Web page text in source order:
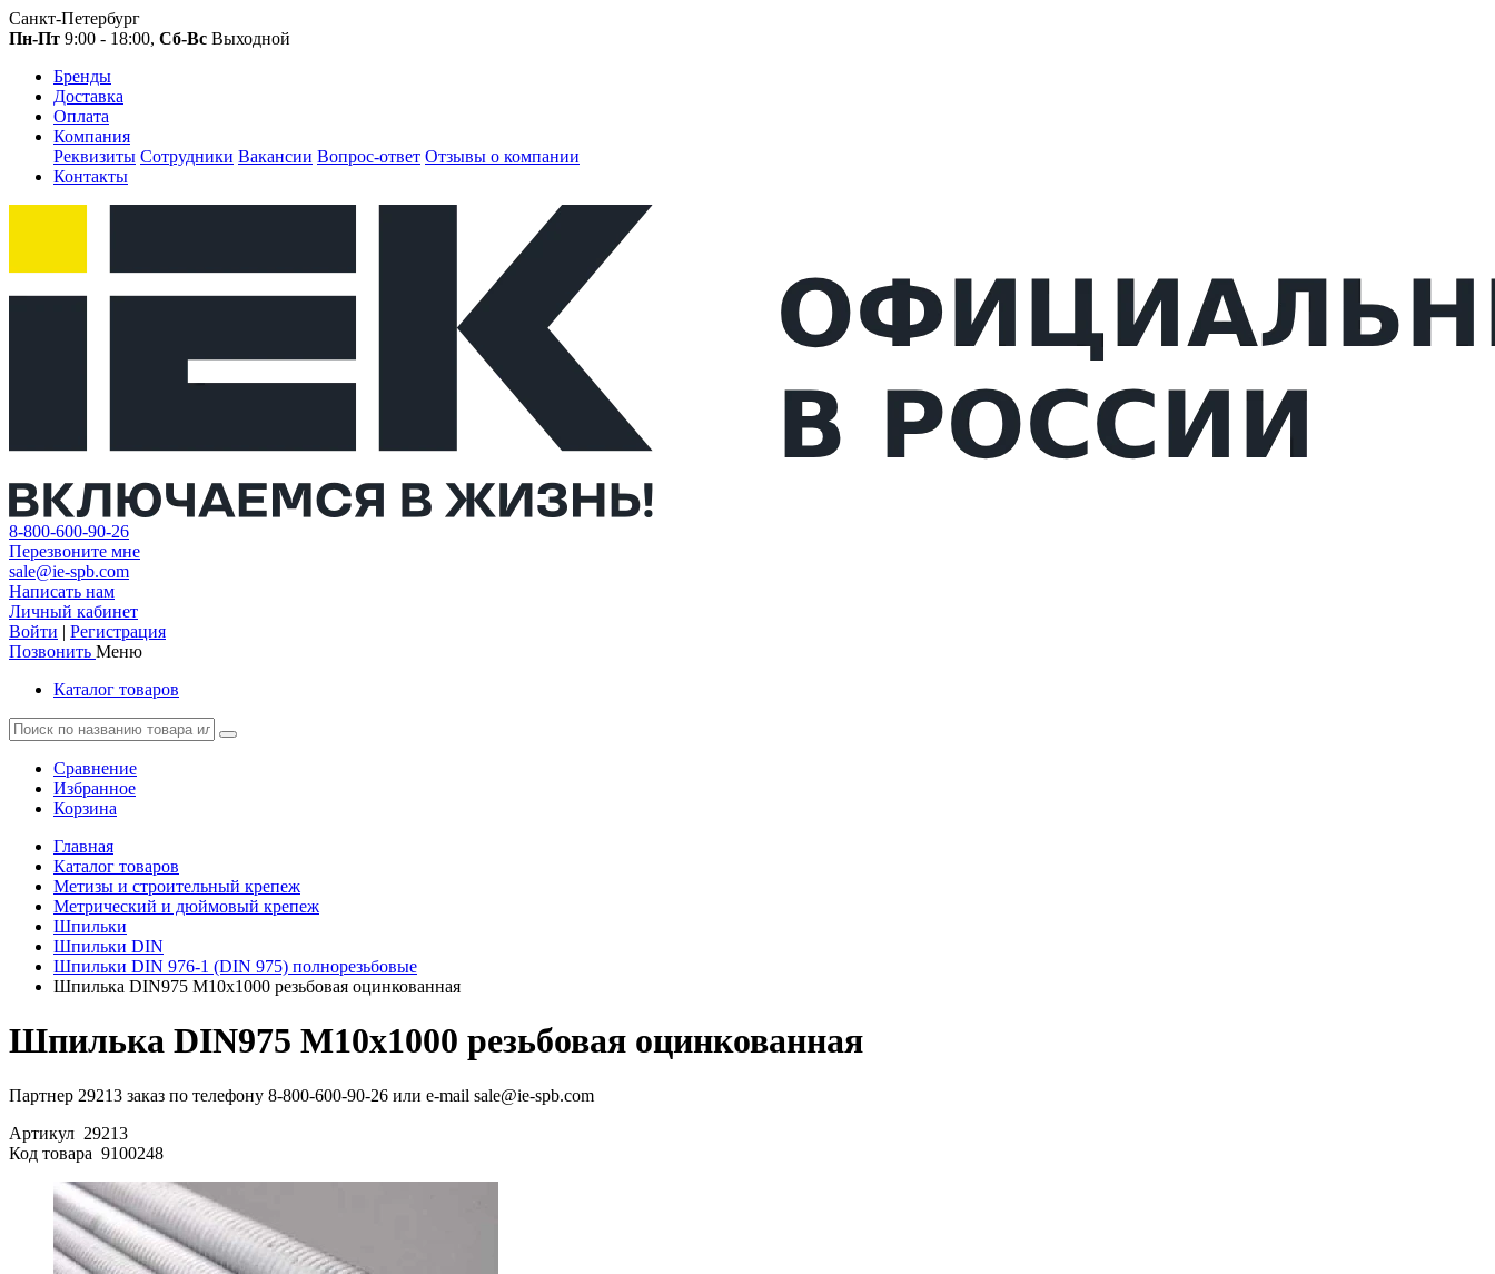
Санкт-Петербург
Пн-Пт 9:00 - 18:00, Сб-Вс Выходной
Бренды
Доставка
Оплата
Компания
Реквизиты Сотрудники Вакансии Вопрос-ответ Отзывы о компании
Контакты
8-800-600-90-26
Перезвоните мне
sale@ie-spb.com
Написать нам
Личный кабинет
Войти | Регистрация
Позвонить Меню
Каталог товаров
Сравнение
Избранное
Корзина
Главная
Каталог товаров
Метизы и строительный крепеж
Метрический и дюймовый крепеж
Шпильки
Шпильки DIN
Шпильки DIN 976-1 (DIN 975) полнорезьбовые
Шпилька DIN975 М10х1000 резьбовая оцинкованная
Шпилька DIN975 М10х1000 резьбовая оцинкованная
Партнер 29213 заказ по телефону 8-800-600-90-26 или e-mail sale@ie-spb.com
Артикул 29213
Код товара 9100248